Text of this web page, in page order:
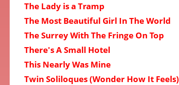
The Lady is a Tramp
The Most Beautiful Girl In The World
The Surrey With The Fringe On Top
There's A Small Hotel
This Nearly Was Mine
Twin Soliloques (Wonder How It Feels)